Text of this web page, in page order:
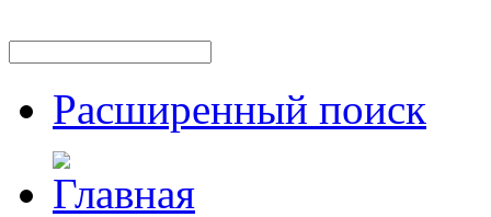
Расширенный поиск